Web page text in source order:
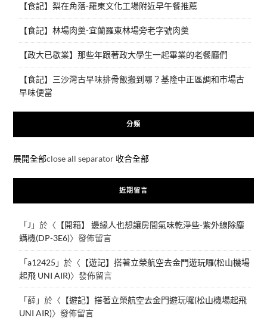
【食記】梨在角落-羅東文化工場附近早午餐推薦
【食記】林場肉羹-宜蘭羅東林場旁老字號肉羹
【政大已歇業】那些年跟著政大學生一起畢業的老餐廳們
【食記】三沙灣古早味排骨飯搬到哪？基隆中正區調和市場古
早味便當
分類
展開全部close all separator 收合全部
近期留言
「J 」於〈 【開箱】 邊緣人也想讓房間氣味乾淨些-紫外線除塵
螨機(DP-3E6)〉發佈留言
「a12425 」於〈 【遊記】搭著立榮航空去金門遊玩囉(松山機場
起飛 UNI AIR)〉發佈留言
「薛」於〈 【遊記】搭著立榮航空去金門遊玩囉(松山機場起飛
UNI AIR)〉發佈留言